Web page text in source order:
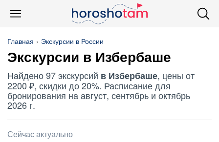
Главная Экскурсии в России
Экскурсии в Избербаше
Найдено 97 экскурсий в Избербаше, цены от
2200 ₽, скидки до 20%. Расписание для
бронирования на август, сентябрь и октябрь
2026 г.
Сейчас актуально